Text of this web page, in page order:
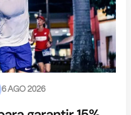
6 AGO 2026